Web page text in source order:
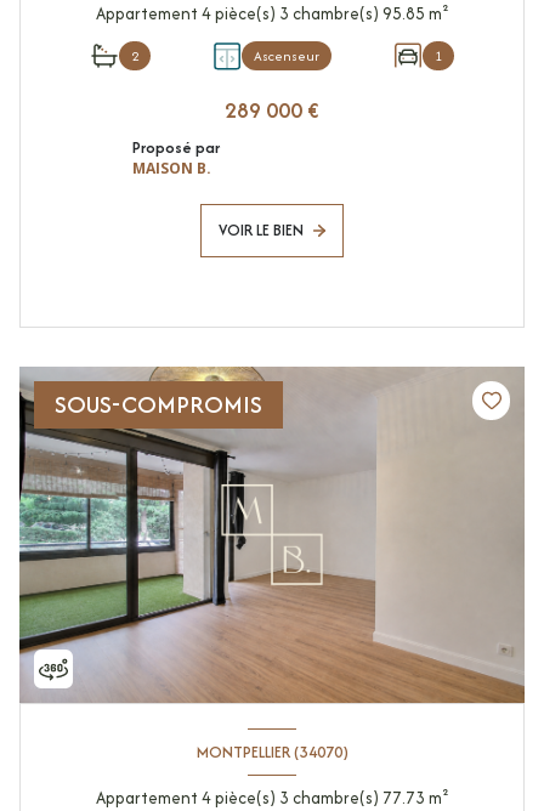
Appartement 4 pièce(s) 3 chambre(s) 95.85 m²
2 Ascenseur 1
289 000 €
Proposé par
MAISON B.
VOIR LE BIEN
SOUS-COMPROMIS
MONTPELLIER (34070)
Appartement 4 pièce(s) 3 chambre(s) 77.73 m²